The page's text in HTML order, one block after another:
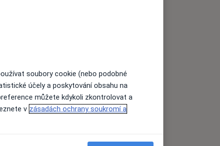
soubory cookie (nebo podobné
účely a poskytování obsahu na
můžete kdykoli zkontrolovat a
v zásadách ochrany soukromí a